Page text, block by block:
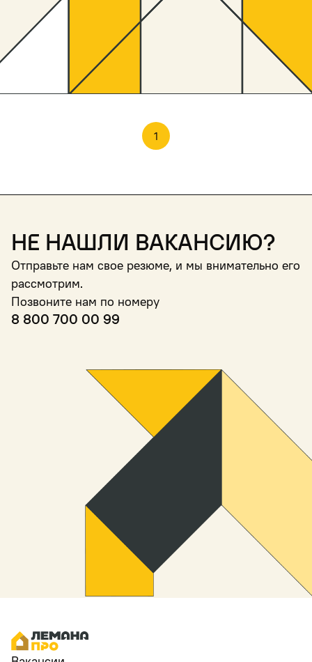
1
Не нашли вакансию?
Отправьте нам свое резюме, и мы внимательно его
рассмотрим.
Позвоните нам по номеру
8 800 700 00 99